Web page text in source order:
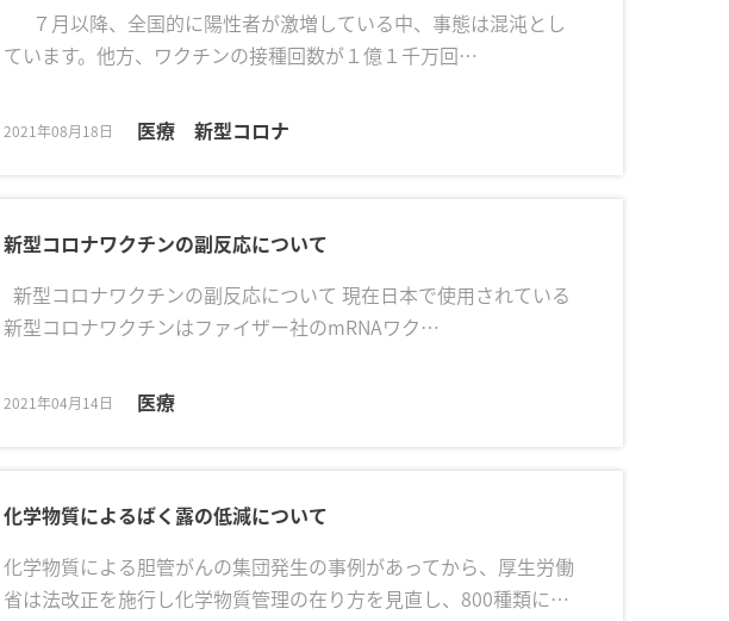
７月以降、全国的に陽性者が激増している中、事態は混沌とし
ています。他方、ワクチンの接種回数が１億１千万回…
2021年08月18日 医療 新型コロナ
新型コロナワクチンの副反応について
新型コロナワクチンの副反応について 現在日本で使用されている
新型コロナワクチンはファイザー社のmRNAワク…
2021年04月14日 医療
化学物質によるばく露の低減について
化学物質による胆管がんの集団発生の事例があってから、厚生労働
省は法改正を施行し化学物質管理の在り方を見直し、800種類に…